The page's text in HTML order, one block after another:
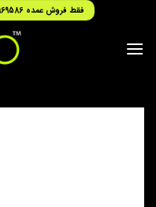
content
فقط فروش عمده 02133969586